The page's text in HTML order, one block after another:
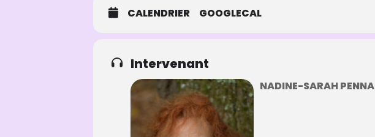
CALENDRIER GOOGLECAL
Intervenant
NADINE-SARAH PENNA